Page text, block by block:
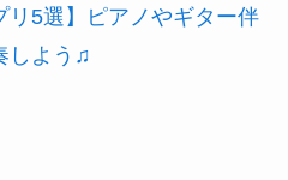
リ5選】ピアノやギター伴
しよう♫